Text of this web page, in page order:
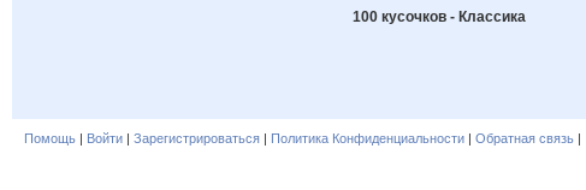
100 кусочков - Классика
Помощь | Войти | Зарегистрироваться | Политика Конфиденциальности | Обратная связь |